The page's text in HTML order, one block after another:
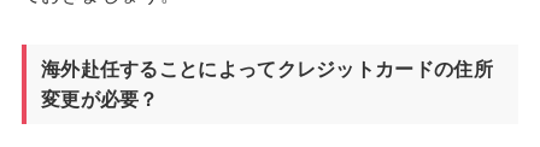
海外赴任することによってクレジットカードの住所
変更が必要？